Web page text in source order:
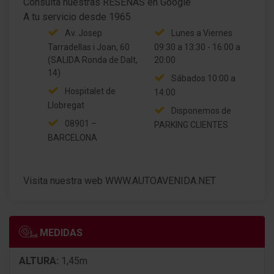
acompañante Desconectable
Airbag lateral delante
Aire acondicionado Climatronic 2-zonas
? asientos confort-deportivos delante
Elevalunas eléctric. delante y detrás
peatones
Asistente a la conducción: Emergency Assist
Av. Josep
Tarradellas i Joan, 60
(SALIDA Ronda de Dalt,
14)
Hospitalet de
Llobregat
08901 –
BARCELONA
Lunes a Viernes
09:30 a 13:30 - 16:00 a
20:00
Sábados 10:00 a
14:00
Disponemos de
PARKING CLIENTES
Visita nuestra web WWW.AUTOAVENIDA.NET
MEDIDAS
ALTURA: 1,45m